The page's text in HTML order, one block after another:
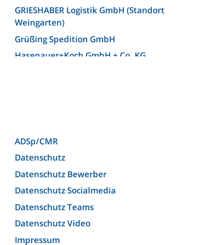
GRIESHABER Logistik GmbH (Standort
Weingarten)
Grüßing Spedition GmbH
Hasenauer+Koch GmbH + Co. KG
Kunzendorf Spedition GmbH
Ludwigsburg)
Lagermax Logistics Austria GmbH
Lagermax Logistics Hungary Kft.
Maier Spedition GmbH
ADSp/CMR
Datenschutz
Datenschutz Bewerber
Datenschutz Socialmedia
Datenschutz Teams
Datenschutz Video
Impressum